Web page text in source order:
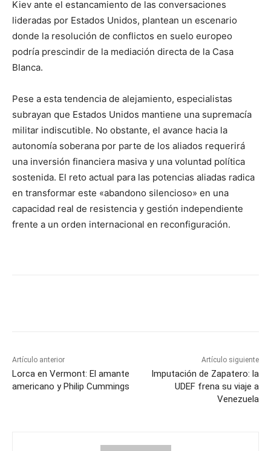
Kiev ante el estancamiento de las conversaciones
lideradas por Estados Unidos, plantean un escenario
donde la resolución de conflictos en suelo europeo
podría prescindir de la mediación directa de la Casa
Blanca.
Pese a esta tendencia de alejamiento, especialistas
subrayan que Estados Unidos mantiene una supremacía
militar indiscutible. No obstante, el avance hacia la
autonomía soberana por parte de los aliados requerirá
una inversión financiera masiva y una voluntad política
sostenida. El reto actual para las potencias aliadas radica
en transformar este «abandono silencioso» en una
capacidad real de resistencia y gestión independiente
frente a un orden internacional en reconfiguración.
Artículo anterior
Lorca en Vermont: El amante
americano y Philip Cummings
Artículo siguiente
Imputación de Zapatero: la
UDEF frena su viaje a
Venezuela